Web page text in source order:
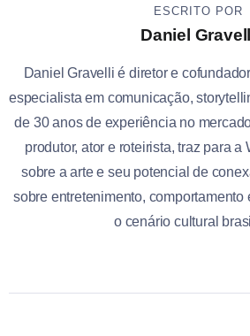
ESCRITO POR
Daniel
Daniel Gravelli é diretor e
especialista em comunicação,
de 30 anos de experiência no
produtor, ator e roteirista, traz para a
sobre a arte e seu potencial de
sobre entretenimento, comportamento
o cenário cultural